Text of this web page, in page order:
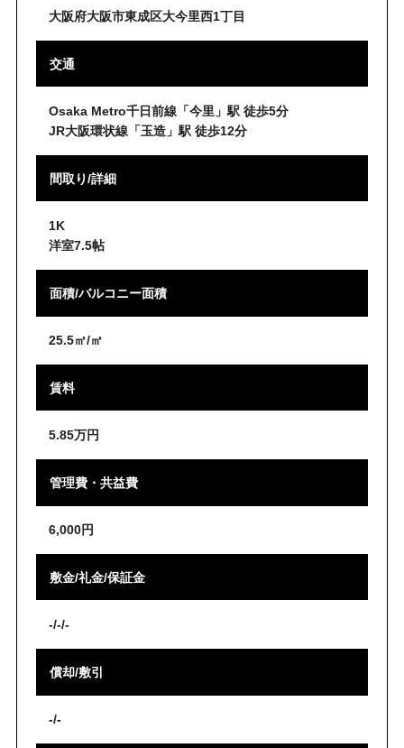
大阪府大阪市東成区大今里西1丁目
交通
Osaka Metro千日前線「今里」駅 徒歩5分
JR大阪環状線「玉造」駅 徒歩12分
間取り/詳細
1K
洋室7.5帖
面積/バルコニー面積
25.5㎡/㎡
賃料
5.85万円
管理費・共益費
6,000円
敷金/礼金/保証金
-/-/-
償却/敷引
-/-